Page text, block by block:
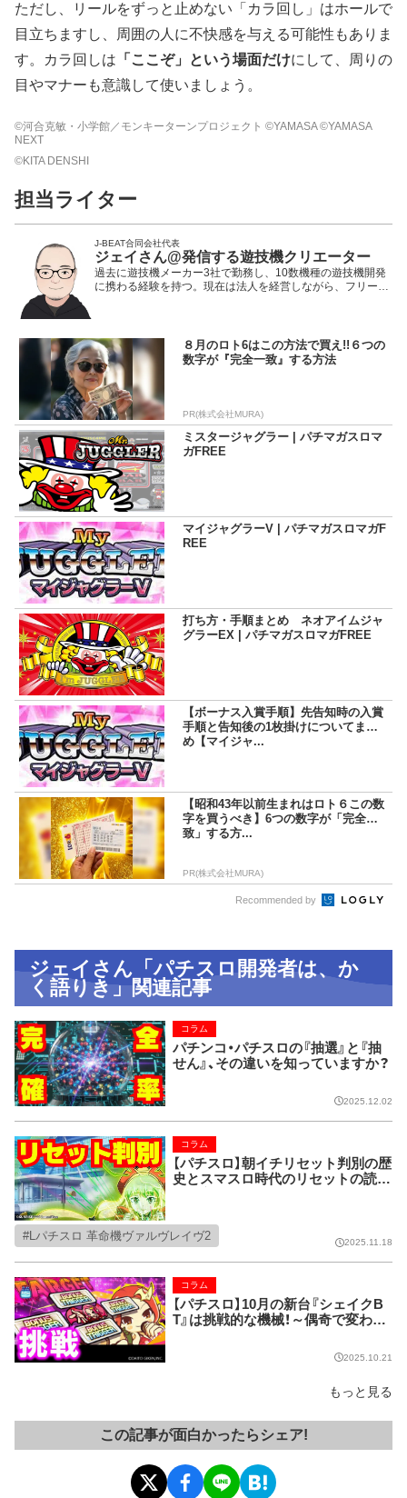
ただし、リールをずっと止めない「カラ回し」はホールで
目立ちますし、周囲の人に不快感を与える可能性もありま
す。カラ回しは 「ここぞ」という場面だけにして、周りの
目やマナーも意識して使いましょう。
©河合克敏・小学館／モンキーターンプロジェクト ©YAMASA ©YAMASA
NEXT
©KITA DENSHI
担当ライター
J-BEAT合同会社代表
ジェイさん@発信する遊技機クリエーター
過去に遊技機メーカー3社で勤務し、10数機種の遊技機開発
に携わる経験を持つ。現在は法人を経営しながら、フリーの
ーザーや次世代のクリエーターたちに向けた取り組みも展開
している。
８月のロト6はこの方法で買え!!６つの
数字が『完全一致』する方法
PR(株式会社MURA)
ミスタージャグラー | パチマガスロマ
ガFREE
マイジャグラーV | パチマガスロマガF
REE
打ち方・手順まとめ ネオアイムジャ
グラーEX | パチマガスロマガFREE
【ボーナス入賞手順】先告知時の入賞
手順と告知後の1枚掛けについてまと
め【マイジャ...
【昭和43年以前生まれはロト６この数
字を買うべき】6つの数字が「完全一
致」する方...
PR(株式会社MURA)
Recommended by
ジェイさん「パチスロ開発者は、か
く語りき」関連記事
パチンコ・パチスロの『抽選』と『抽
せん』、その違いを知っていますか？
コラム
2025.12.02
【パチスロ】朝イチリセット判別の歴
史とスマスロ時代のリセットの読み
コラム
Lパチスロ 革命機ヴァルヴレイヴ2 2025.11.18
【パチスロ】10月の新台『シェイクB
T』は挑戦的な機械！～偶奇で変わる
コラム
2025.10.21
もっと見る
この記事が面白かったらシェア!